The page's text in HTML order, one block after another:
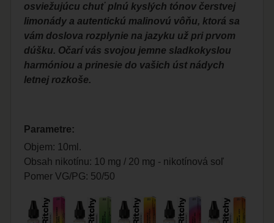
osviežujúcu chuť plnú kyslých tónov čerstvej
limonády a autentickú malinovú vôňu, ktorá sa
vám doslova rozplynie na jazyku už pri prvom
dúšku. Očarí vás svojou jemne sladkokyslou
harmóniou a prinesie do vašich úst nádych
letnej rozkoše.
Parametre:
Objem: 10ml.
Obsah nikotínu: 10 mg / 20 mg - nikotínová soľ
Pomer VG/PG: 50/50